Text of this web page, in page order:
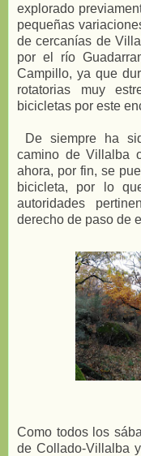
explorado
pequeñas
de cercanías de
por el río
Campillo, ya que
rotatorias muy
bicicletas por este
De siempre ha
camino de Villalba
ahora, por fin, se
bicicleta, por lo
autoridades
derecho de paso de
Como todos los
de Collado-Villalba